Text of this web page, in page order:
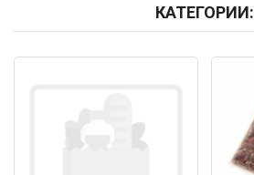
КАТЕГОРИИ: